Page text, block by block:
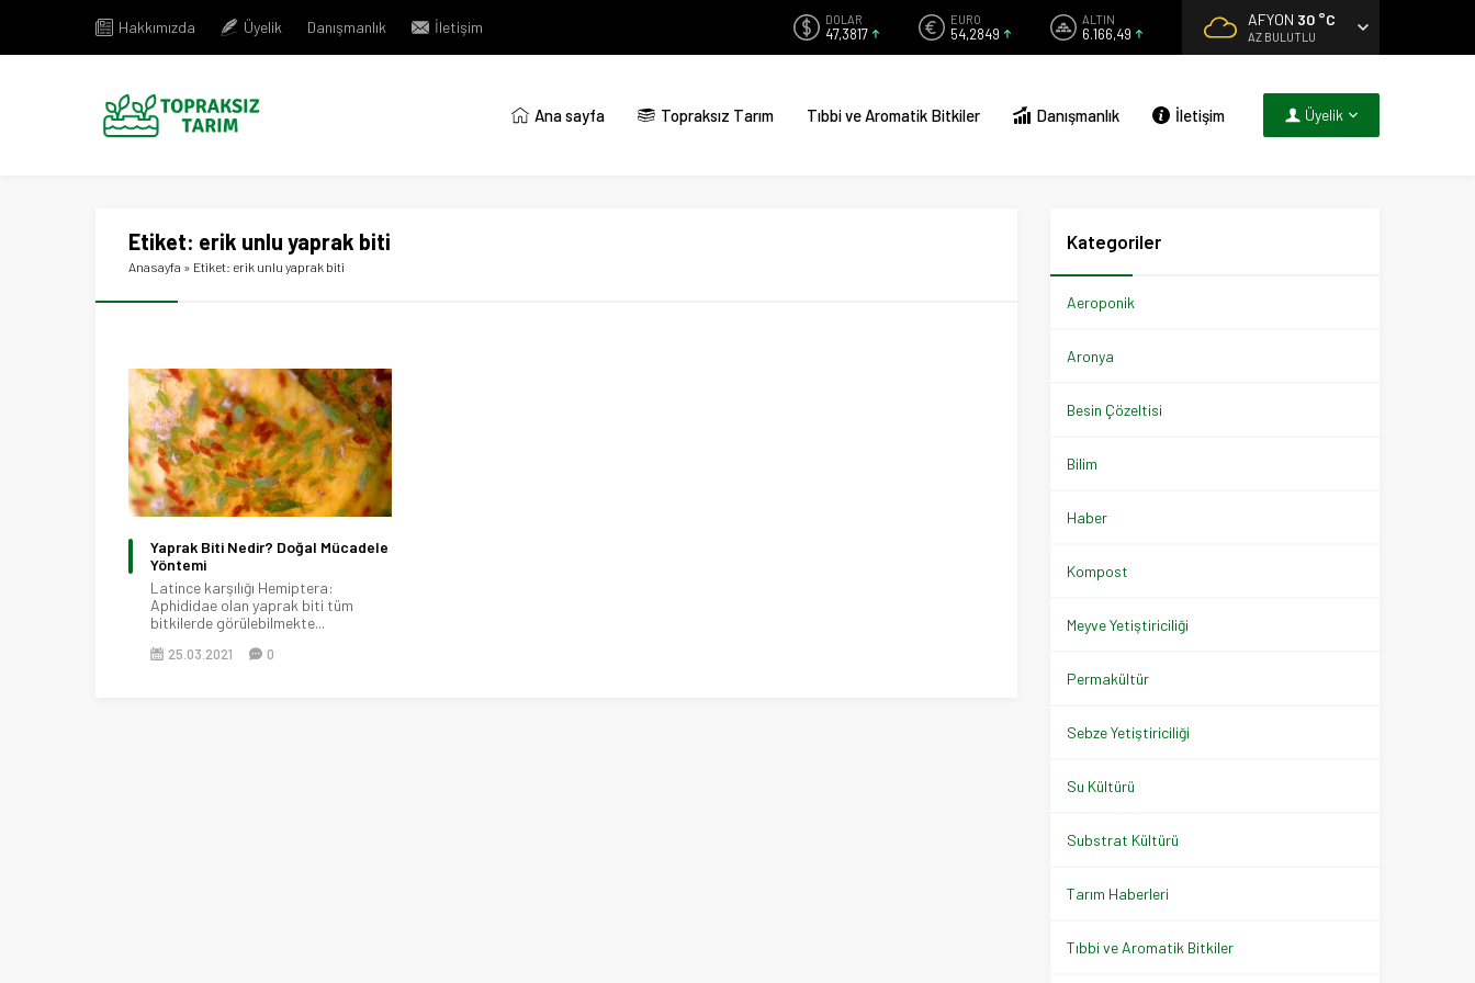
Hakkımızda Üyelik Danışmanlık İletişim DOLAR
47,3817
EURO
54,2849
ALTIN
6.166,49
AFYON 30 °C
AZ BULUTLU
Ana sayfa Topraksız Tarım Tıbbi ve Aromatik Bitkiler Danışmanlık İletişim Üyelik
Etiket: erik unlu yaprak biti
Anasayfa » Etiket: erik unlu yaprak biti
Yaprak Biti Nedir? Doğal Mücadele
Yöntemi
Latince karşılığı Hemiptera:
Aphididae olan yaprak biti tüm
bitkilerde görülebilmekte...
25.03.2021 0
Kategoriler
Aeroponik
Aronya
Besin Çözeltisi
Bilim
Haber
Kompost
Meyve Yetiştiriciliği
Permakültür
Sebze Yetiştiriciliği
Su Kültürü
Substrat Kültürü
Tarım Haberleri
Tıbbi ve Aromatik Bitkiler